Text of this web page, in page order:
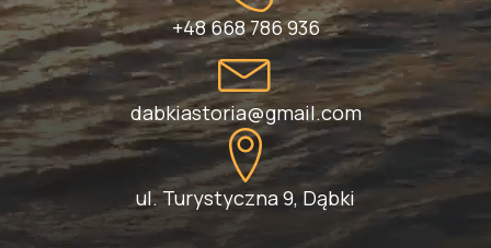
+48 668 786 936
dabkiastoria@gmail.com
ul. Turystyczna 9,Dąbki